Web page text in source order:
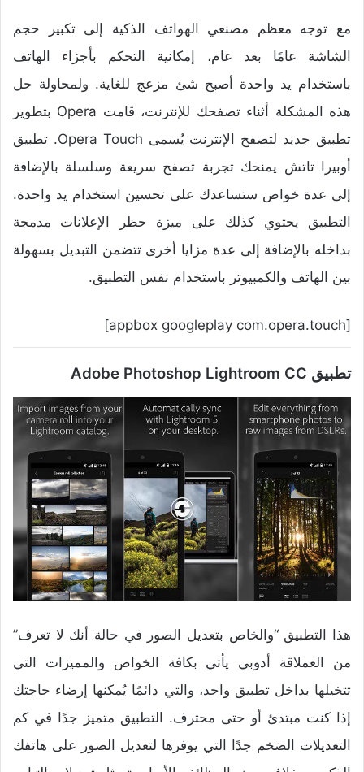
مع توجه معظم مصنعي الهواتف الذكية إلى تكبير حجم
الشاشة عامًا بعد عام، إمكانية التحكم بأجزاء الهاتف
باستخدام يد واحدة أصبح شئ مزعج للغاية. ولمحاولة حل
هذه المشكلة أثناء تصفحك للإنترنت، قامت Opera بتطوير
تطبيق جديد لتصفح الإنترنت يُسمى Opera Touch. تطبيق
أوبيرا تاتش يمنحك تجربة تصفح سريعة وسلسلة بالإضافة
إلى عدة خواص ستساعدك على تحسين استخدام يد واحدة.
التطبيق يحتوي كذلك على ميزة حظر الإعلانات مدمجة
بداخله بالإضافة إلى عدة مزايا أخرى تتضمن التبديل بسهولة
بين الهاتف والكمبيوتر باستخدام نفس التطبيق.
[appbox googleplay com.opera.touch]
تطبيق Adobe Photoshop Lightroom CC
هذا التطبيق “والخاص بتعديل الصور في حالة أنك لا تعرف”
من العملاقة أدوبي يأتي بكافة الخواص والمميزات التي
تتخيلها بداخل تطبيق واحد، والتي دائمًا يُمكنها إرضاء حاجتك
إذا كنت مبتدئ أو حتى محترف. التطبيق متميز جدًا في كم
التعديلات الضخم جدًا التي يوفرها لتعديل الصور على هاتفك